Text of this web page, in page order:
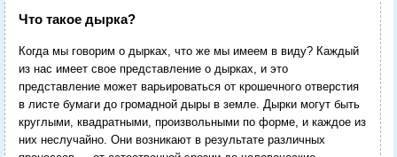
Что такое дырка?
Когда мы говорим о дырках, что же мы имеем в виду? Каждый
из нас имеет свое представление о дырках, и это
представление может варьироваться от крошечного отверстия
в листе бумаги до громадной дыры в земле. Дырки могут быть
круглыми, квадратными, произвольными по форме, и каждое из
них неслучайно. Они возникают в результате различных